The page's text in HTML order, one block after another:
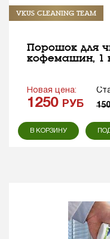
Порошок для
кофемашин, 1
Новая цена:
1250 РУБ
В КОРЗИНУ
VKUS CLEANING TEAM